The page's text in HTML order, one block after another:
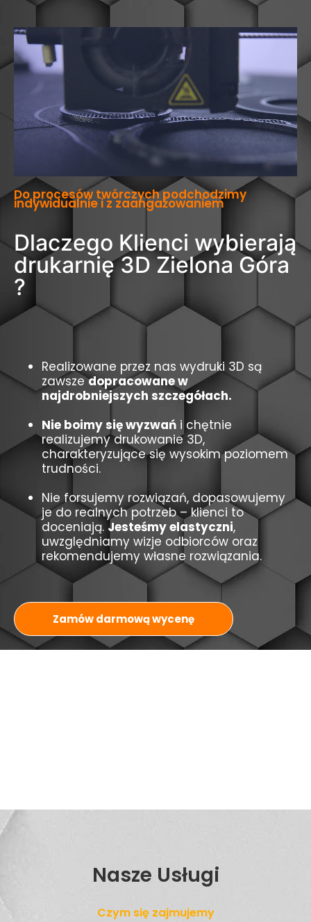
Do procesów twórczych podchodzimy
indywidualnie i z zaangażowaniem
Dlaczego Klienci wybierają
drukarnię 3D Zielona Góra
?
Realizowane przez nas wydruki 3D są
zawszedopracowane w
najdrobniejszych szczegółach.
Nie boimy się wyzwań i chętnie
realizujemy drukowanie 3D,
charakteryzujące się wysokim poziomem
trudności.
Nie forsujemy rozwiązań, dopasowujemy
je do realnych potrzeb – klienci to
doceniają. Jesteśmy elastyczni,
uwzględniamy wizje odbiorców oraz
rekomendujemy własne rozwiązania.
Zamów darmową wycenę
Nasze Usługi
Czym się zajmujemy